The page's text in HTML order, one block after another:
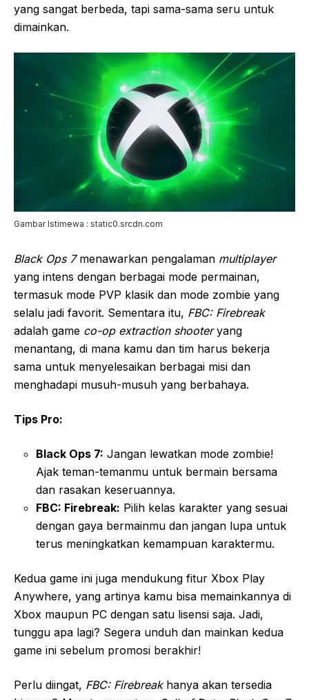
yang sangat berbeda, tapi sama-sama seru untuk
dimainkan.
Gambar Istimewa : static0.srcdn.com
Black Ops 7menawarkan pengalaman multiplayer
yang intens dengan berbagai mode permainan,
termasuk mode PVP klasik dan mode zombie yang
selalu jadi favorit. Sementara itu, FBC: Firebreak
adalah game co-op extraction shooteryang
menantang, di mana kamu dan tim harus bekerja
sama untuk menyelesaikan berbagai misi dan
menghadapi musuh-musuh yang berbahaya.
Tips Pro:
Black Ops 7: Jangan lewatkan mode zombie!
Ajak teman-temanmu untuk bermain bersama
dan rasakan keseruannya.
FBC: Firebreak: Pilih kelas karakter yang sesuai
dengan gaya bermainmu dan jangan lupa untuk
terus meningkatkan kemampuan karaktermu.
Kedua game ini juga mendukung fitur Xbox Play
Anywhere, yang artinya kamu bisa memainkannya di
Xbox maupun PC dengan satu lisensi saja. Jadi,
tunggu apa lagi? Segera unduh dan mainkan kedua
game ini sebelum promosi berakhir!
Perlu diingat, FBC: Firebreakhanya akan tersedia